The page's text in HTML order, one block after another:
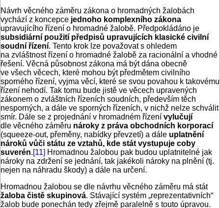
Návrh věcného záměru zákona o hromadných žalobách
vychází z koncepce jednoho komplexního zákona
upravujícího řízení o hromadné žalobě. Předpokládáno je
subsidiární použití předpisů upravujících klasické civilní
soudní řízení. Tento krok lze považovat s ohledem
na zvláštnost řízení o hromadné žalobě za racionální a vhodné
řešení. Věcná působnost zákona má být dána obecně
ve všech věcech, které mohou být předmětem civilního
sporného řízení, vyjma věcí, které se svou povahou k takovému
řízení nehodí. Tak tomu bude jistě ve věcech upravených
zákonem o zvláštních řízeních soudních, především těch
nesporných, a dále ve sporných řízeních, v nichž nelze schválit
smír. Dále se z projednání v hromadném řízení vylučují
dle věcného záměru nároky z práva obchodních korporací
(squeeze-out, přeměny, nabídky převzetí) a dále uplatnění
nároků vůči státu ze vztahů, kde stát vystupuje coby
suverén.[11] Hromadnou žalobou pak budou uplatnitelné jak
nároky na zdržení se jednání, tak jakékoli nároky na plnění (tj.
nejen na náhradu škody) a dále na určení.
Hromadnou žalobou se dle návrhu věcného záměru má stát
žaloba čistě skupinová. Stávající systém „reprezentativních“
žalob bude ponechán tedy zřejmě paralelně s touto úpravou.